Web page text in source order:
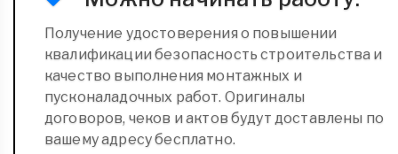
Получение удостоверения о повышении
квалификации безопасность строительства и
качество выполнения монтажных и
пусконаладочных работ. Оригиналы
договоров, чеков и актов будут доставлены по
вашему адресу бесплатно.